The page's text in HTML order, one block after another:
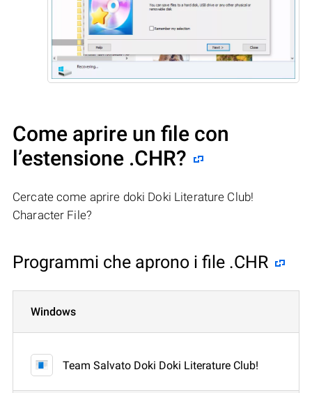
Come aprire un file con
l’estensione .CHR?
Cercate come aprire doki Doki Literature Club!
Character File?
Programmi che aprono i file .CHR
Windows
Team Salvato Doki Doki Literature Club!